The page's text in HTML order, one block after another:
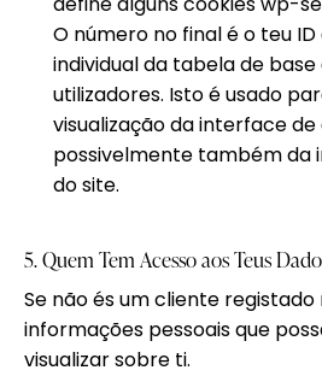
O número no final é o teu
individual da tabela de base
utilizadores. Isto é usado
visualização da interface
possivelmente também da
do site.
5. Quem Tem Acesso aos Teus
Se não és um cliente registado
informações pessoais que
visualizar sobre ti.